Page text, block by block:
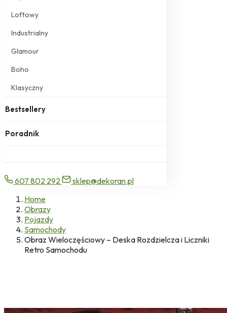
Loftowy
Industrialny
Glamour
Boho
Klasyczny
Bestsellery
Poradnik
607 802 292
sklep@dekoran.pl
Home
Obrazy
Pojazdy
Samochody
Obraz Wieloczęściowy – Deska Rozdzielcza i Liczniki
Retro Samochodu